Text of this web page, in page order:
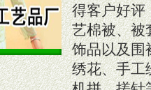
得客户好评
艺棉被、被
饰品以及围
绣花、手工